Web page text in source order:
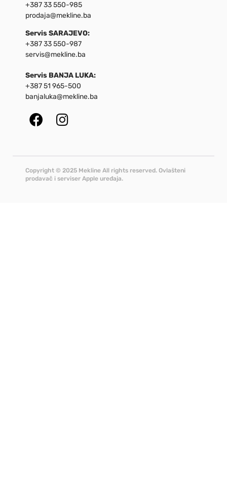
+387 33 550-985
prodaja@mekline.ba
Servis SARAJEVO:
+387 33 550-987
servis@mekline.ba
Servis BANJA LUKA:
+387 51 965-500
banjaluka@mekline.ba
Copyright © 2025 Mekline All rights reserved. Ovlašteni
prodavač i serviser Apple uređaja.